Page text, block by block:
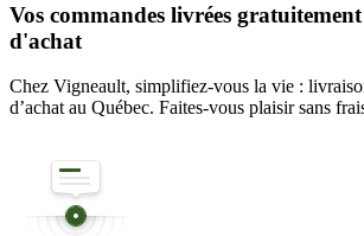
Vos commandes livrées gratuitement
d'achat
Chez Vigneault, simplifiez-vous la vie :
d’achat au Québec. Faites-vous plaisir sans